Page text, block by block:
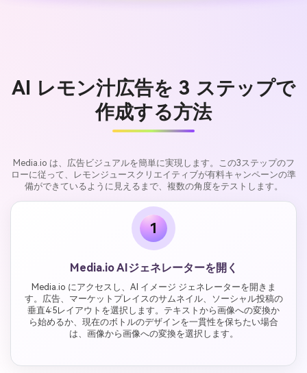
AI レモン汁広告を 3 ステップで
作成する方法
Media.io は、広告ビジュアルを簡単に実現します。この3ステップのフ
ローに従って、レモンジュースクリエイティブが有料キャンペーンの準
備ができているように見えるまで、複数の角度をテストします。
1
Media.io AIジェネレーターを開く
Media.io にアクセスし、AI イメージ ジェネレーターを開きま
す。広告、マーケットプレイスのサムネイル、ソーシャル投稿の
垂直4:5レイアウトを選択します。テキストから画像への変換か
ら始めるか、現在のボトルのデザインを一貫性を保ちたい場合
は、画像から画像への変換を選択します。